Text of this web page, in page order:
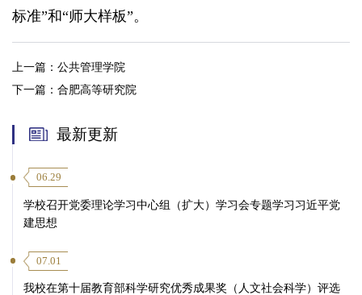
标准”和“师大样板”。
上一篇： 公共管理学院
下一篇： 合肥高等研究院
最新更新
06.29
学校召开党委理论学习中心组（扩大）学习会专题学习习近平党
建思想
07.01
我校在第十届教育部科学研究优秀成果奖（人文社会科学）评选